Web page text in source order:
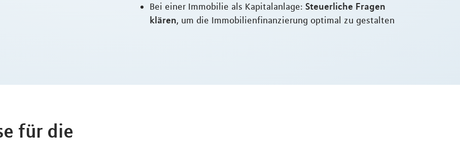
Bei einer Immobilie als Kapitalanlage: Steuerliche Fragen
klären, um die Immobilienfinanzierung optimal zu gestalten
für die